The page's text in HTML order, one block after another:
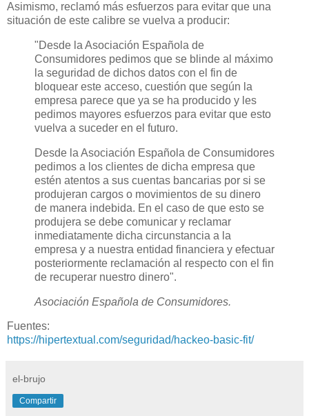
Asimismo, reclamó más esfuerzos para evitar que una
situación de este calibre se vuelva a producir:
"Desde la Asociación Española de
Consumidores pedimos que se blinde al máximo
la seguridad de dichos datos con el fin de
bloquear este acceso, cuestión que según la
empresa parece que ya se ha producido y les
pedimos mayores esfuerzos para evitar que esto
vuelva a suceder en el futuro.
Desde la Asociación Española de Consumidores
pedimos a los clientes de dicha empresa que
estén atentos a sus cuentas bancarias por si se
produjeran cargos o movimientos de su dinero
de manera indebida. En el caso de que esto se
produjera se debe comunicar y reclamar
inmediatamente dicha circunstancia a la
empresa y a nuestra entidad financiera y efectuar
posteriormente reclamación al respecto con el fin
de recuperar nuestro dinero".
Asociación Española de Consumidores.
Fuentes:
https://hipertextual.com/seguridad/hackeo-basic-fit/
el-brujo
Compartir